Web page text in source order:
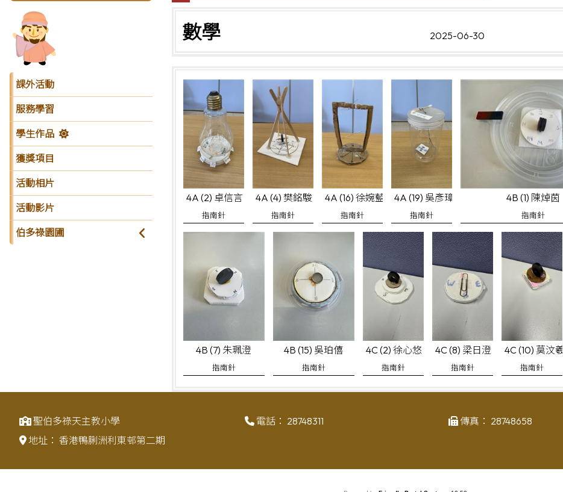
課外活動
服務學習
學生作品
獲獎項目
活動相片
活動影片
伯多祿園圃
數學
2025-06-30
4A (2) 卓信言
指南針
4A (4) 樊銘駿
指南針
4A (16) 徐婉藍
指南針
4A (19) 吳彥璋
指南針
4B (1) 陳焯茵
指南針
4B (7) 朱珮澄
指南針
4B (15) 吳珀僖
指南針
4C (2) 徐心悠
指南針
4C (8) 梁日澄
指南針
4C (10) 莫汶羲
指南針
聖伯多祿天主教小學 電話： 28748311 傳真： 28748658
地址： 香港鴨脷洲利東邨第二期